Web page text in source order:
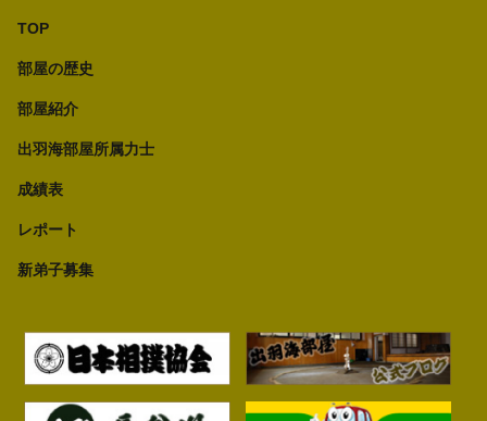
TOP
部屋の歴史
部屋紹介
出羽海部屋所属力士
成績表
レポート
新弟子募集